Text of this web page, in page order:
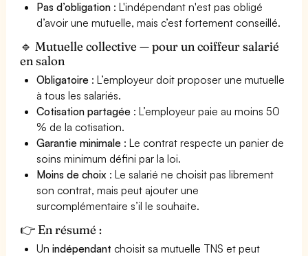
Pas d’obligation : L'indépendant n'est pas obligé
d’avoir une mutuelle, mais c’est fortement conseillé.
🔹 Mutuelle collective — pour un coiffeur salarié
en salon
Obligatoire : L’employeur doit proposer une mutuelle
à tous les salariés.
Cotisation partagée : L’employeur paie au moins 50
% de la cotisation.
Garantie minimale : Le contrat respecte un panier de
soins minimum défini par la loi.
Moins de choix : Le salarié ne choisit pas librement
son contrat, mais peut ajouter une
surcomplémentaire s’il le souhaite.
👉 En résumé :
Unindépendant choisit sa mutuelle TNS et peut